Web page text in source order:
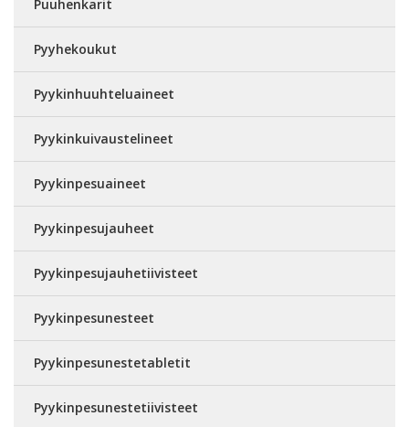
Puuhenkarit
Pyyhekoukut
Pyykinhuuhteluaineet
Pyykinkuivaustelineet
Pyykinpesuaineet
Pyykinpesujauheet
Pyykinpesujauhetiivisteet
Pyykinpesunesteet
Pyykinpesunestetabletit
Pyykinpesunestetiivisteet